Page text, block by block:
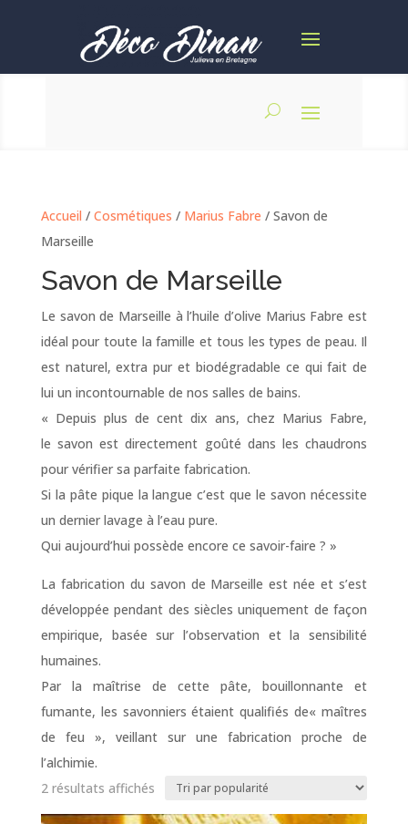
Accueil / Cosmétiques / Marius Fabre / Savon de
Marseille
Savon de Marseille
Le savon de Marseille à l’huile d’olive Marius Fabre est
idéal pour toute la famille et tous les types de peau. Il
est naturel, extra pur et biodégradable ce qui fait de
lui un incontournable de nos salles de bains.
« Depuis plus de cent dix ans, chez Marius Fabre,
le savon est directement goûté dans les chaudrons
pour vérifier sa parfaite fabrication.
Si la pâte pique la langue c’est que le savon nécessite
un dernier lavage à l’eau pure.
Qui aujourd’hui possède encore ce savoir-faire ? »
La fabrication du savon de Marseille est née et s’est
développée pendant des siècles uniquement de façon
empirique, basée sur l’observation et la sensibilité
humaines.
Par la maîtrise de cette pâte, bouillonnante et
fumante, les savonniers étaient qualifiés de« maîtres
de feu », veillant sur une fabrication proche de
l’alchimie.
2 résultats affichésTrié
par